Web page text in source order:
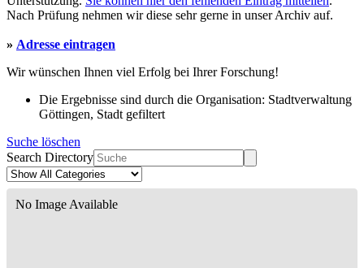
Nach Prüfung nehmen wir diese sehr gerne in unser Archiv auf.
» Adresse eintragen
Wir wünschen Ihnen viel Erfolg bei Ihrer Forschung!
Die Ergebnisse sind durch die Organisation: Stadtverwaltung
Göttingen, Stadt gefiltert
Suche löschen
Search Directory
No Image Available